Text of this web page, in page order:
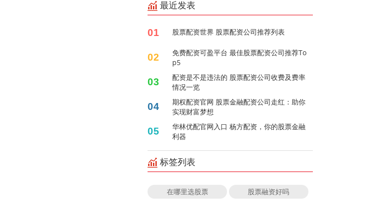
最近发表
01 股票配资世界 股票配资公司推荐列表
02
免费配资可盈平台 最佳股票配资公司推荐To
p5
03
配资是不是违法的 股票配资公司收费及费率
情况一览
04
期权配资官网 股票金融配资公司走红：助你
实现财富梦想
05
华林优配官网入口 杨方配资，你的股票金融
利器
标签列表
在哪里选股票 股票融资好吗